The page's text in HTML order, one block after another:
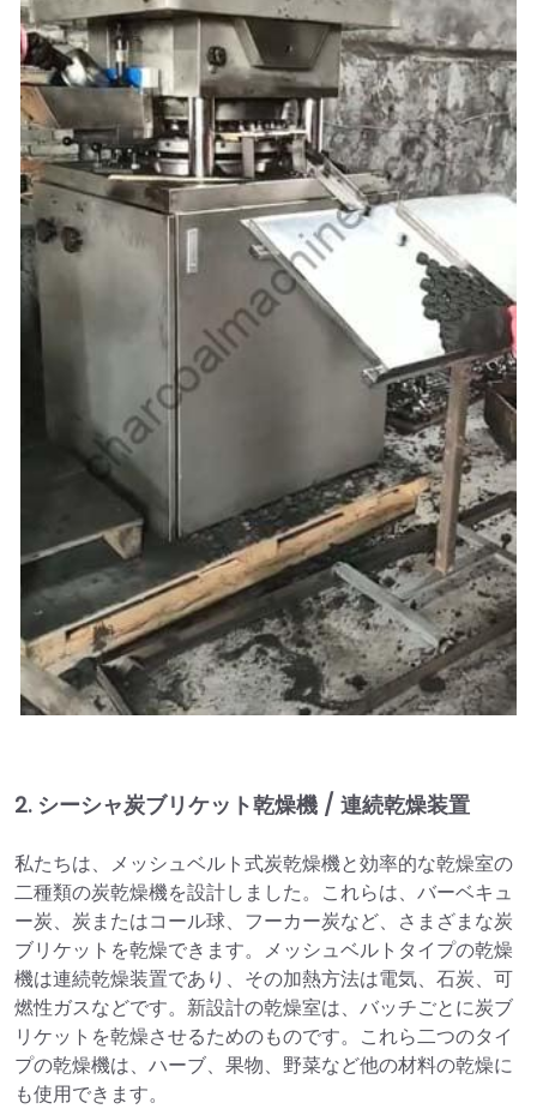
2. シーシャ炭ブリケット乾燥機 / 連続乾燥装置
私たちは、メッシュベルト式炭乾燥機と効率的な乾燥室の
二種類の炭乾燥機を設計しました。これらは、バーベキュ
ー炭、炭またはコール球、フーカー炭など、さまざまな炭
ブリケットを乾燥できます。メッシュベルトタイプの乾燥
機は連続乾燥装置であり、その加熱方法は電気、石炭、可
燃性ガスなどです。新設計の乾燥室は、バッチごとに炭ブ
リケットを乾燥させるためのものです。これら二つのタイ
プの乾燥機は、ハーブ、果物、野菜など他の材料の乾燥に
も使用できます。